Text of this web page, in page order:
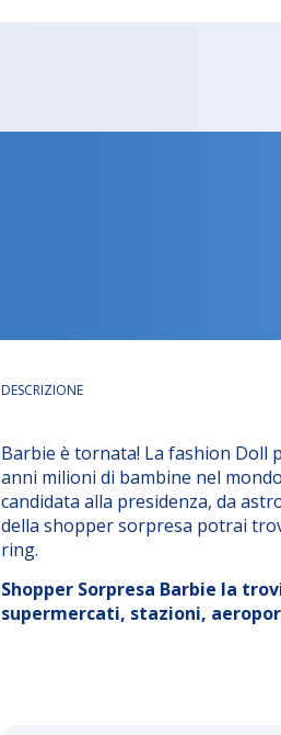
DESCRIZIONE
Barbie è tornata! La fashion Doll
anni milioni di bambine nel
candidata alla presidenza, da
della shopper sorpresa potrai
ring.
Shopper Sorpresa Barbie la
supermercati, stazioni,